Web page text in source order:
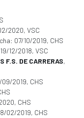
2020, VSC
07/10/2019, CHS
12/2018, VSC
F.S. DE CARRERAS,
09/2019, CHS
CHS
02/2019, CHS